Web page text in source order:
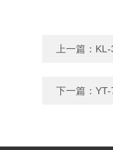
上一篇：
下一篇：